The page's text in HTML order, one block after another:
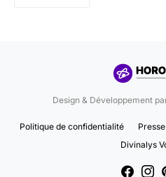
Design & Développement
Politique de confidentialité
Divinalys